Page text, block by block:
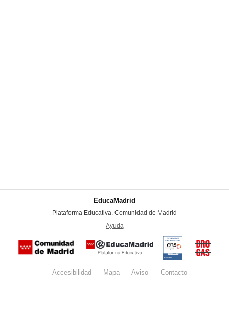
EducaMadrid
Plataforma Educativa. Comunidad de Madrid
Ayuda
Certificación
conformidad
con el
Nacional de
Seguridad
del
Accesibilidad Mapa Aviso legalContacto